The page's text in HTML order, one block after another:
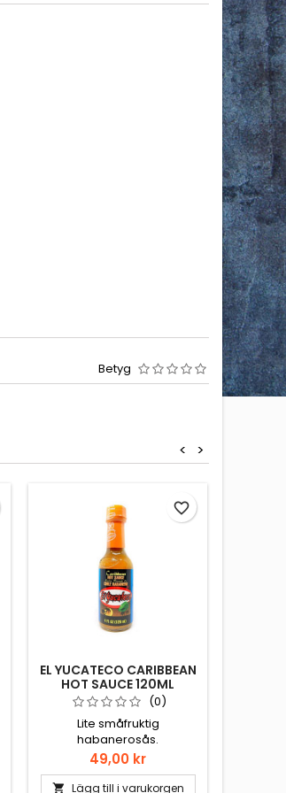
Betyg
>
<
EL YUCATECO CARIBBEAN
HOT SAUCE 120ML
(0)
Lite småfruktig
habanerosås.
Pris
49,00 kr
 Lägg till i varukorgen
favorite_border